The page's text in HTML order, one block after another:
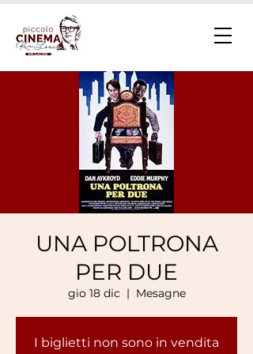
UNA POLTRONA
PER DUE
gio 18 dic
  |
Mesagne
I biglietti non sono in vendita